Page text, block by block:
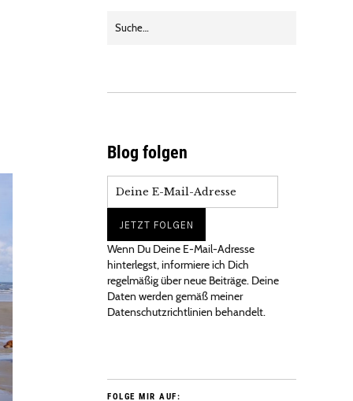
Blog folgen
Wenn Du Deine E-Mail-Adresse
hinterlegst, informiere ich Dich
regelmäßig über neue Beiträge. Deine
Daten werden gemäß meiner
Datenschutzrichtlinien behandelt.
FOLGE MIR AUF: